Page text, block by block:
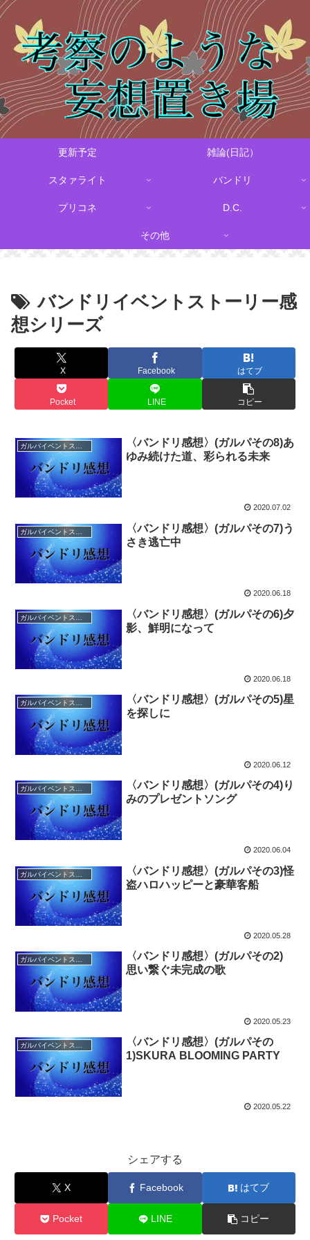
更新予定 雑論(日記）
スタァライト バンドリ
プリコネ D.C.
その他
バンドリイベントストーリー感
想シリーズ
X Facebook はてブ
Pocket LINE コピー
ガルパイベントストーリー感想
〈バンドリ感想〉(ガルパその8)あ
ゆみ続けた道、彩られる未来
2020.07.02
〈バンドリ感想〉(ガルパその7)う
さき逃亡中
2020.06.18
〈バンドリ感想〉(ガルパその6)夕
影、鮮明になって
2020.06.18
ガルパイベントストーリー感想
〈バンドリ感想〉(ガルパその5)星
を探しに
2020.06.12
〈バンドリ感想〉(ガルパその4)り
みのプレゼントソング
2020.06.04
〈バンドリ感想〉(ガルパその3)怪
盗ハロハッピーと豪華客船
2020.05.28
ガルパイベントストーリー感想
〈バンドリ感想〉(ガルパその2)
思い繋ぐ未完成の歌
2020.05.23
〈バンドリ感想〉(ガルパその
1)SKURA BLOOMING PARTY
2020.05.22
シェアする
X Facebook はてブ
Pocket LINE コピー